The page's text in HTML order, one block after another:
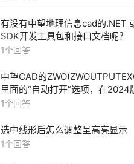
有没有中望地理信息cad的.NET
SDK开发工具包和接口文档呢？
1个回答
中望CAD的
里面的“自动打开”选项，在2024
另外一台电脑的2023版没有，怎
1个回答
选中线形后怎么调整呈高亮显示
1个回答